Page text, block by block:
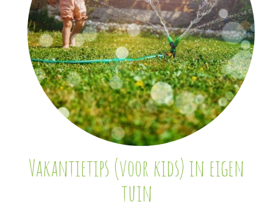
Vakantietips (voor kids) in eigen
tuin